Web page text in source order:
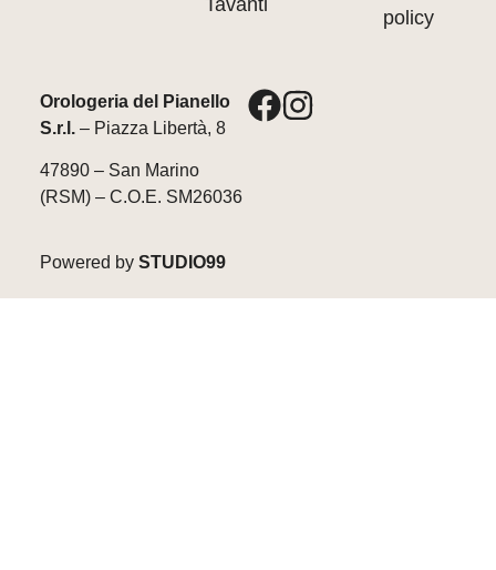
policy
Orologeria del Pianello
S.r.l.– Piazza Libertà, 8
47890 – San Marino
(RSM) – C.O.E. SM26036
Powered by STUDIO99